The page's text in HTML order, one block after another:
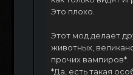
Это плохо.
Этот мод делает
животных,
прочих вампиров*.
*Да, есть такая